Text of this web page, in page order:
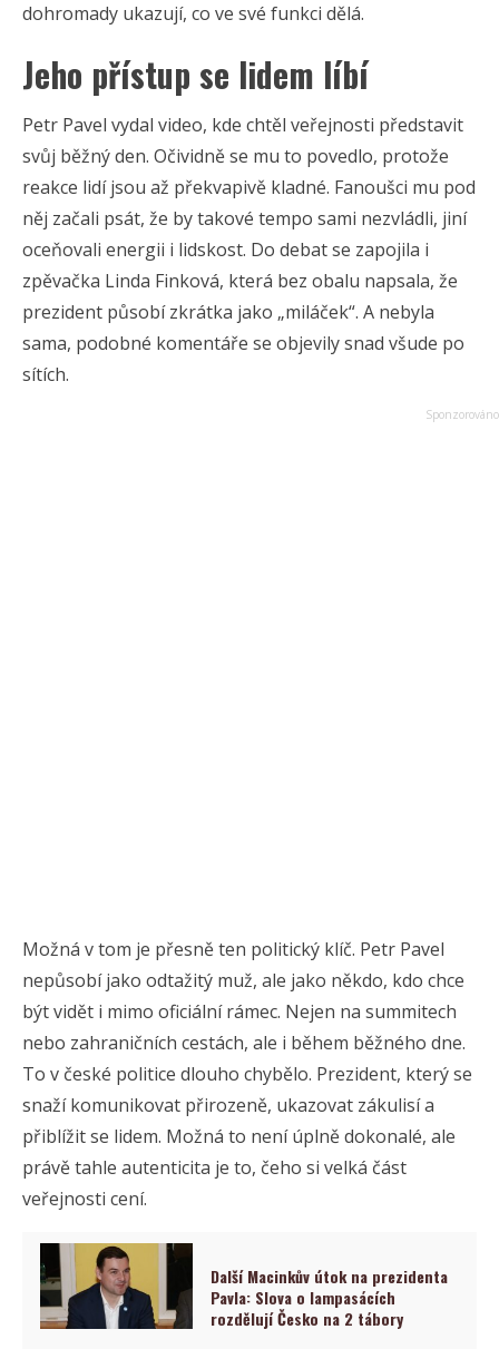
dohromady ukazují, co ve své funkci dělá.
Jeho přístup se lidem líbí
Petr Pavel vydal video, kde chtěl veřejnosti představit
svůj běžný den. Očividně se mu to povedlo, protože
reakce lidí jsou až překvapivě kladné. Fanoušci mu pod
něj začali psát, že by takové tempo sami nezvládli, jiní
oceňovali energii i lidskost. Do debat se zapojila i
zpěvačka Linda Finková, která bez obalu napsala, že
prezident působí zkrátka jako „miláček“. A nebyla
sama, podobné komentáře se objevily snad všude po
sítích.
Možná v tom je přesně ten politický klíč. Petr Pavel
nepůsobí jako odtažitý muž, ale jako někdo, kdo chce
být vidět i mimo oficiální rámec. Nejen na summitech
nebo zahraničních cestách, ale i během běžného dne.
To v české politice dlouho chybělo. Prezident, který se
snaží komunikovat přirozeně, ukazovat zákulisí a
přiblížit se lidem. Možná to není úplně dokonalé, ale
právě tahle autenticita je to, čeho si velká část
veřejnosti cení.
Další Macinkův útok na prezidenta
Pavla: Slova o lampasácích
rozdělují Česko na 2 tábory